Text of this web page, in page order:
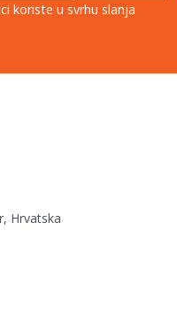
koriste u svrhu slanja
Hrvatska